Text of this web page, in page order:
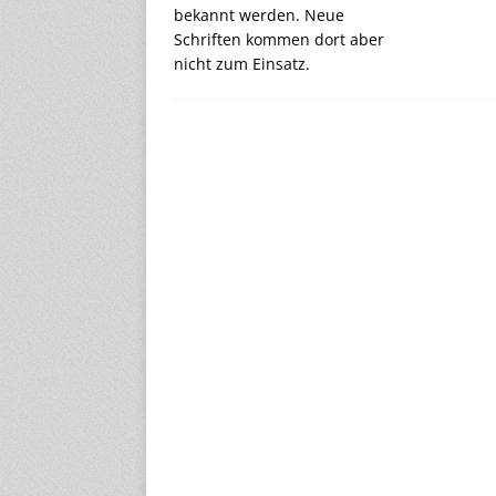
bekannt werden. Neue
Schriften kommen dort aber
nicht zum Einsatz.